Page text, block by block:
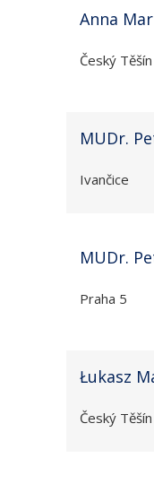
Anna
Český Těšín
MUDr.
Ivančice
MUDr.
Praha 5
Łukasz
Český Těšín